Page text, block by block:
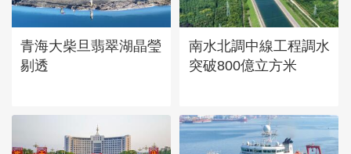
章
青海大柴旦翡翠湖晶瑩
剔透
南水北調中線工程調水
突破800億立方米